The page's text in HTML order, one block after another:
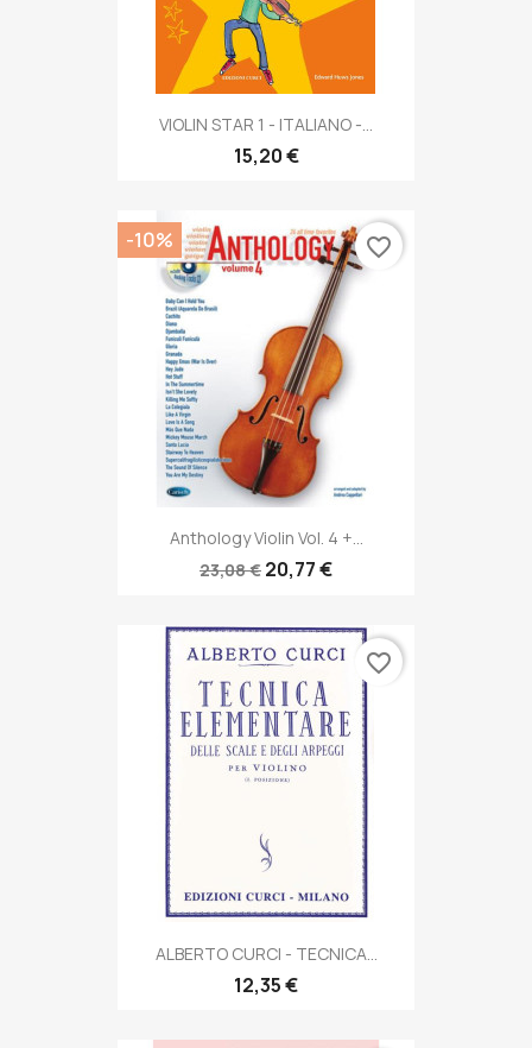
VIOLIN STAR 1 - ITALIANO -...
15,20 €
Anthology Violin Vol. 4 +...
23,08 € 20,77 €
-10% favorite_border
ALBERTO CURCI - TECNICA...
12,35 €
favorite_border